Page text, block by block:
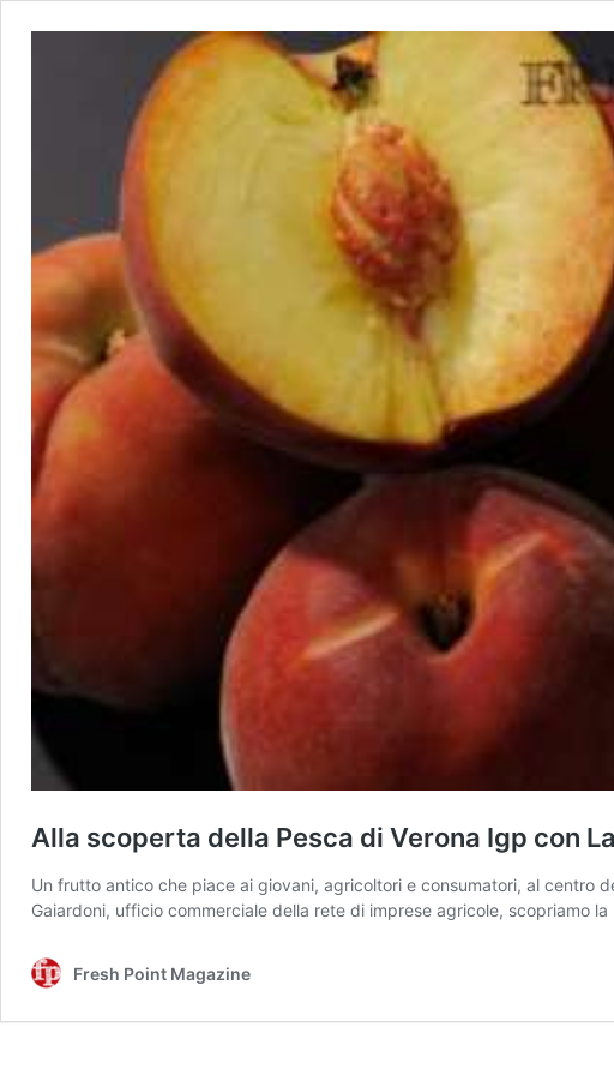
Alla scoperta della Pesca di Verona Igp con
Un frutto antico che piace ai giovani, agricoltori e consumatori, al centro
Gaiardoni, ufficio commerciale della rete di imprese agricole, scopriamo
Fresh Point Magazine